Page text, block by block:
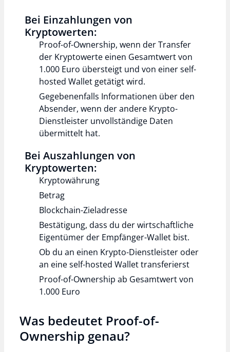
Bei Einzahlungen von
Kryptowerten:
Proof-of-Ownership, wenn der Transfer
der Kryptowerte einen Gesamtwert von
1.000 Euro übersteigt und von einer self-
hosted Wallet getätigt wird.
Gegebenenfalls Informationen über den
Absender, wenn der andere Krypto-
Dienstleister unvollständige Daten
übermittelt hat.
Bei Auszahlungen von
Kryptowerten:
Kryptowährung
Betrag
Blockchain-Zieladresse
Bestätigung, dass du der wirtschaftliche
Eigentümer der Empfänger-Wallet bist.
Ob du an einen Krypto-Dienstleister oder
an eine self-hosted Wallet transferierst
Proof-of-Ownership ab Gesamtwert von
1.000 Euro
Was bedeutet Proof-of-
Ownership genau?